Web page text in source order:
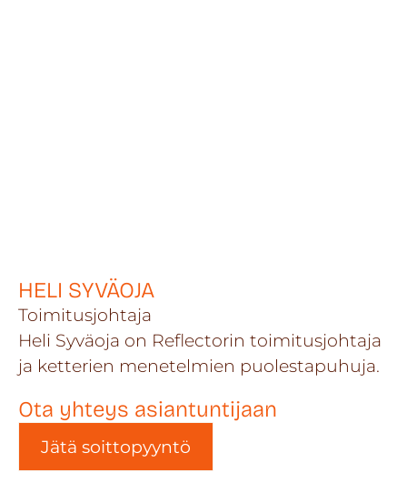
HELI SYVÄOJA
Toimitusjohtaja
Heli Syväoja on Reflectorin toimitusjohtaja
ja ketterien menetelmien puolestapuhuja.
Ota yhteys asiantuntijaan
Jätä soittopyyntö